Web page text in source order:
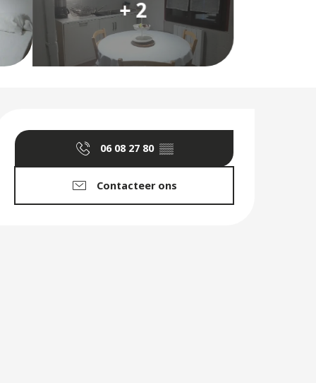
+ 2
Openingstijden en
06 08 27 80 ▒▒
Contacteer ons